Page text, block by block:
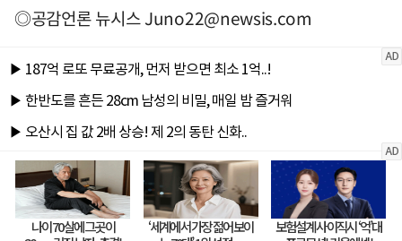
◎공감언론 뉴시스Juno22@newsis.com